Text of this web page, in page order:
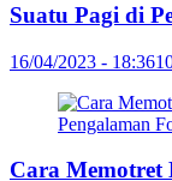
Suatu Pagi di
16/04/2023 - 18:36
Cara